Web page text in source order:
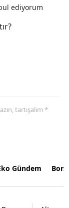
ediyorum
tartışalım *
Gündem